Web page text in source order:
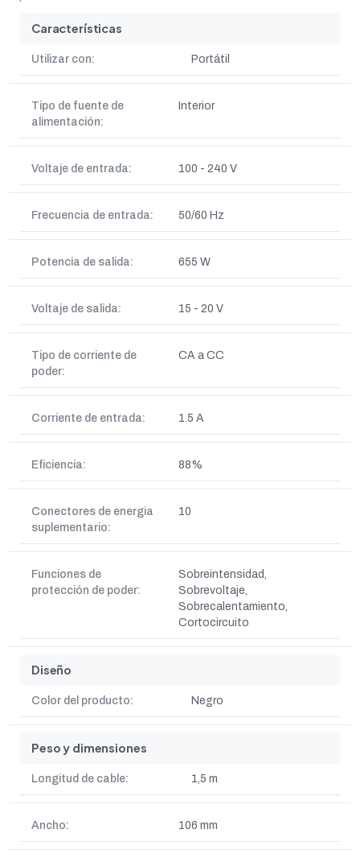
Características
Utilizar con: Portátil
Tipo de fuente de
alimentación:
Interior
Voltaje de entrada: 100 - 240 V
Frecuencia de entrada: 50/60 Hz
Potencia de salida: 655 W
Voltaje de salida: 15 - 20 V
Tipo de corriente de
poder:
CA a CC
Corriente de entrada: 1.5 A
Eficiencia: 88%
Conectores de energia
suplementario:
10
Funciones de
protección de poder:
Sobreintensidad,
Sobrevoltaje,
Sobrecalentamiento,
Cortocircuito
Diseño
Color del producto: Negro
Peso y dimensiones
Longitud de cable: 1,5 m
Ancho: 106 mm